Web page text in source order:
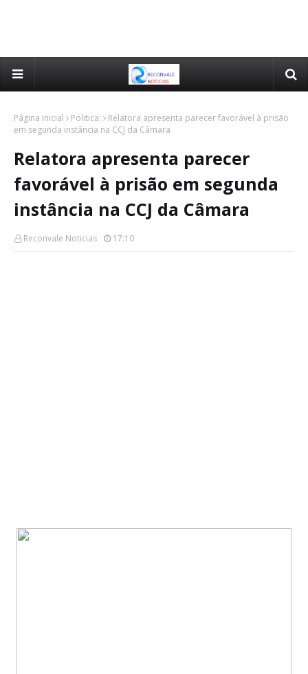
Página inicial Politica:
Relatora apresenta parecer favorável à prisão
em segunda instância na CCJ da Câmara
Relatora apresenta parecer
favorável à prisão em segunda
instância na CCJ da Câmara
Reconvale Noticias 17:10